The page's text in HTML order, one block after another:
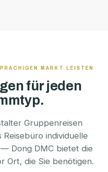
MARKT LEISTEN
für jeden
Gruppenreisen
individuelle
— Dong DMC bietet die
Ort, die Sie benötigen.